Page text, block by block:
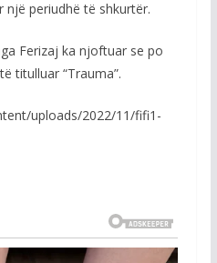
një periudhë të shkurtër.
Ferizaj ka njoftuar se po
titulluar “Trauma”.
uploads/2022/11/fifi1-